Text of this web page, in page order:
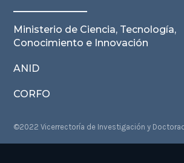
Ministerio de Ciencia, Tecnología,
Conocimiento e Innovación
ANID
CORFO
©2022 Vicerrectoría de Investigación y